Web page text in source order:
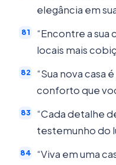
elegância em
“Encontre a sua
locais mais
“Sua nova casa
conforto que
“Cada detalhe
testemunho do
“Viva em uma